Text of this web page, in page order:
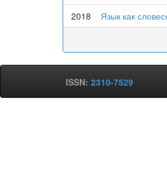
2018 Язык как
ISSN: 2310-7529